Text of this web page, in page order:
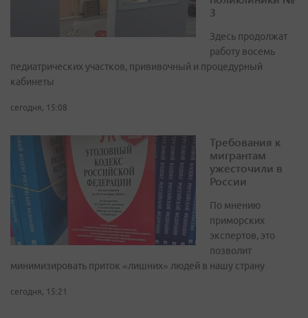
3
Здесь продолжат
работу восемь
педиатрических участков, прививочный и процедурный
кабинеты
сегодня, 15:08
Требования к
мигрантам
ужесточили в
России
По мнению
приморских
экспертов, это
позволит
минимизировать приток «лишних» людей в нашу страну
сегодня, 15:21